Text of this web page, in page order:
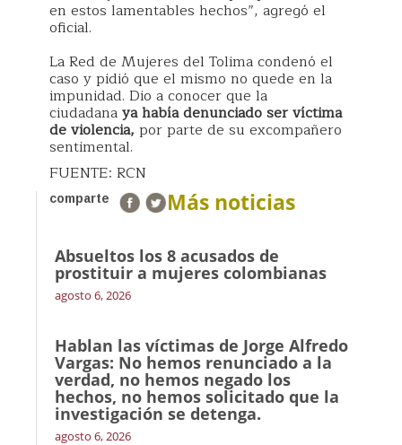
en estos lamentables hechos”, agregó el
oficial.
La Red de Mujeres del Tolima condenó el
caso y pidió que el mismo no quede en la
impunidad. Dio a conocer que la
ciudadanaya había denunciado ser víctima
de violencia, por parte de su excompañero
sentimental.
FUENTE: RCN
comparte Más noticias
Absueltos los 8 acusados de
prostituir a mujeres colombianas
agosto 6, 2026
Hablan las víctimas de Jorge Alfredo
Vargas: No hemos renunciado a la
verdad, no hemos negado los
hechos, no hemos solicitado que la
investigación se detenga.
agosto 6, 2026